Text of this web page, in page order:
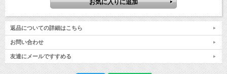
返品についての詳細はこちら
お問い合わせ
友達にメールですすめる